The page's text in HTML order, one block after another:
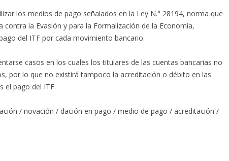
los medios de pago señalados en la Ley N.° 28194, norma que
contra la Evasión y para la Formalización de la Economía,
del ITF por cada movimiento bancario.
casos en los cuales los titulares de las cuentas bancarias no
por lo que no existirá tampoco la acreditación o débito en las
el pago del ITF.
/ novación / dación en pago / medio de pago / acreditación /